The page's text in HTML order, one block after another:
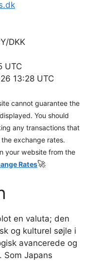
DKK
UTC
13:28 UTC
cannot guarantee the
You should
any transactions that
exchange rates.
your website from the
Rates🚀
en valuta; den
og kulturel søjle i
avancerede og
Som Japans